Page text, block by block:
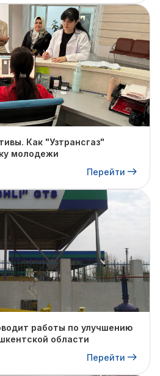
Как "Узтрансгаз"
молодежи
Перейти
работы по улучшению
области
Перейти